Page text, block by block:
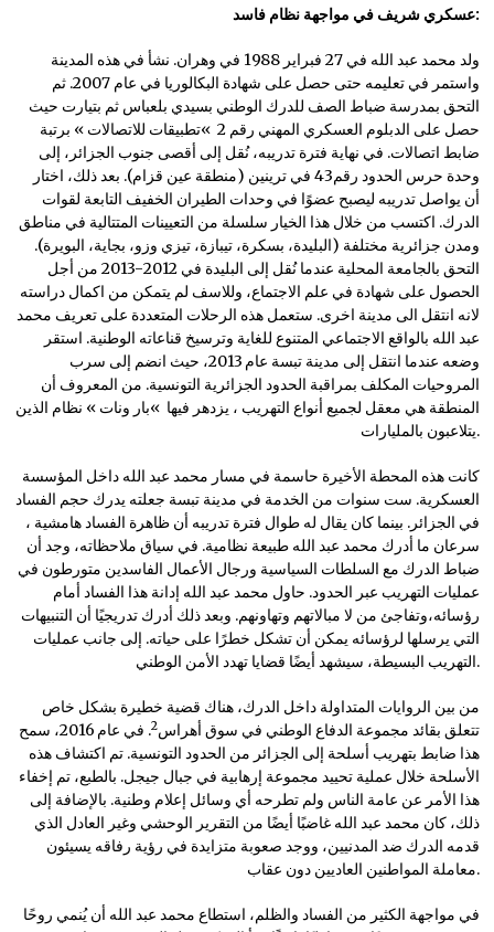
عسكري شريف في مواجهة نظام فاسد:
ولد محمد عبد الله في 27 فبراير 1988 في وهران. نشأ في هذه المدينة
واستمر في تعليمه حتى حصل على شهادة البكالوريا في عام 2007. ثم
التحق بمدرسة ضباط الصف للدرك الوطني بسيدي بلعباس ثم بتيارت حيث
حصل على الدبلوم العسكري المهني رقم 2 »تطبيقات للاتصالات » برتبة
ضابط اتصالات. في نهاية فترة تدريبه، نُقل إلى أقصى جنوب الجزائر، إلى
وحدة حرس الحدود رقم43 في ترينين (منطقة عين قزام). بعد ذلك، اختار
أن يواصل تدريبه ليصبح عضوًا في وحدات الطيران الخفيف التابعة لقوات
الدرك. اكتسب من خلال هذا الخيار سلسلة من التعيينات المتتالية في مناطق
ومدن جزائرية مختلفة (البليدة، بسكرة، تيبازة، تيزي وزو، بجاية، البويرة).
التحق بالجامعة المحلية عندما نُقل إلى البليدة في 2012-2013 من أجل
الحصول على شهادة في علم الاجتماع، وللاسف لم يتمكن من اكمال دراسته
لانه انتقل الى مدينة اخرى. ستعمل هذه الرحلات المتعددة على تعريف محمد
عبد الله بالواقع الاجتماعي المتنوع للغاية وترسيخ قناعاته الوطنية. استقر
وضعه عندما انتقل إلى مدينة تبسة عام 2013، حيث انضم إلى سرب
المروحيات المكلف بمراقبة الحدود الجزائرية التونسية. من المعروف أن
المنطقة هي معقل لجميع أنواع التهريب ، يزدهر فيها »بار ونات » نظام الذين
يتلاعبون بالمليارات.
كانت هذه المحطة الأخيرة حاسمة في مسار محمد عبد الله داخل المؤسسة
العسكرية. ست سنوات من الخدمة في مدينة تبسة جعلته يدرك حجم الفساد
في الجزائر. بينما كان يقال له طوال فترة تدريبه أن ظاهرة الفساد هامشية ،
سرعان ما أدرك محمد عبد الله طبيعة نظامية. في سياق ملاحظاته، وجد أن
ضباط الدرك مع السلطات السياسية ورجال الأعمال الفاسدين متورطون في
عمليات التهريب عبر الحدود. حاول محمد عبد الله إدانة هذا الفساد أمام
رؤسائه،وتفاجئ من لا مبالاتهم وتهاونهم. وبعد ذلك أدرك تدريجيًا أن التنبيهات
التي يرسلها لرؤسائه يمكن أن تشكل خطرًا على حياته. إلى جانب عمليات
التهريب البسيطة، سيشهد أيضًا قضايا تهدد الأمن الوطني.
من بين الروايات المتداولة داخل الدرك، هناك قضية خطيرة بشكل خاص
تتعلق بقائد مجموعة الدفاع الوطني في سوق أهراس2
. في عام 2016، سمح
هذا ضابط بتهريب أسلحة إلى الجزائر من الحدود التونسية. تم اكتشاف هذه
الأسلحة خلال عملية تحييد مجموعة إرهابية في جبال جيجل. بالطبع، تم إخفاء
هذا الأمر عن عامة الناس ولم تطرحه أي وسائل إعلام وطنية. بالإضافة إلى
ذلك، كان محمد عبد الله غاضبًا أيضًا من التقرير الوحشي وغير العادل الذي
قدمه الدرك ضد المدنيين، ووجد صعوبة متزايدة في رؤية رفاقه يسيئون
معاملة المواطنين العاديين دون عقاب.
في مواجهة الكثير من الفساد والظلم، استطاع محمد عبد الله أن يُنمي روحًا